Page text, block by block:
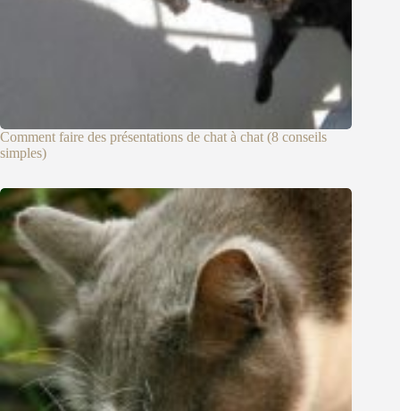
Comment faire des présentations de chat à chat (8 conseils
simples)